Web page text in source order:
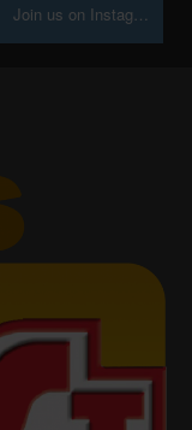
Join us on Instagram